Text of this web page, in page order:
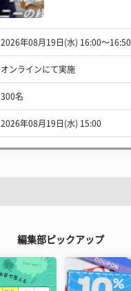
2026年08月19日(水) 16:00〜16:50
オンラインにて実施
300名
2026年08月19日(水) 15:00
編集部ピックアップ